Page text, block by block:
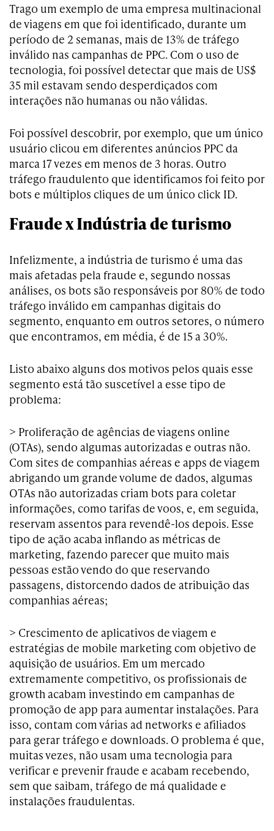
Trago um exemplo de uma empresa multinacional
de viagens em que foi identificado, durante um
período de 2 semanas, mais de 13% de tráfego
inválido nas campanhas de PPC. Com o uso de
tecnologia, foi possível detectar que mais de US$
35 mil estavam sendo desperdiçados com
interações não humanas ou não válidas.
Foi possível descobrir, por exemplo, que um único
usuário clicou em diferentes anúncios PPC da
marca 17 vezes em menos de 3 horas. Outro
tráfego fraudulento que identificamos foi feito por
bots e múltiplos cliques de um único click ID.
Fraude x Indústria de turismo
Infelizmente, a indústria de turismo é uma das
mais afetadas pela fraude e, segundo nossas
análises, os bots são responsáveis por 80% de todo
tráfego inválido em campanhas digitais do
segmento, enquanto em outros setores, o número
que encontramos, em média, é de 15 a 30%.
Listo abaixo alguns dos motivos pelos quais esse
segmento está tão suscetível a esse tipo de
problema:
> Proliferação de agências de viagens online
(OTAs), sendo algumas autorizadas e outras não.
Com sites de companhias aéreas e apps de viagem
abrigando um grande volume de dados, algumas
OTAs não autorizadas criam bots para coletar
informações, como tarifas de voos, e, em seguida,
reservam assentos para revendê-los depois. Esse
tipo de ação acaba inflando as métricas de
marketing, fazendo parecer que muito mais
pessoas estão vendo do que reservando
passagens, distorcendo dados de atribuição das
companhias aéreas;
> Crescimento de aplicativos de viagem e
estratégias de mobile marketing com objetivo de
aquisição de usuários. Em um mercado
extremamente competitivo, os profissionais de
growth acabam investindo em campanhas de
promoção de app para aumentar instalações. Para
isso, contam com várias ad networks e afiliados
para gerar tráfego e downloads. O problema é que,
muitas vezes, não usam uma tecnologia para
verificar e prevenir fraude e acabam recebendo,
sem que saibam, tráfego de má qualidade e
instalações fraudulentas.